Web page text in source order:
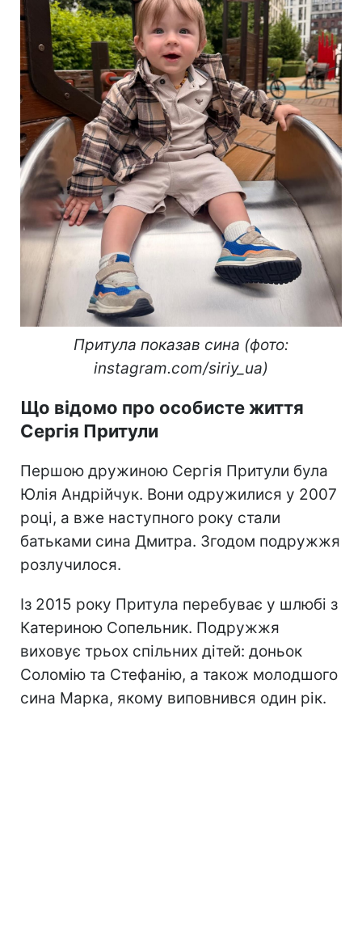
Притула показав сина (фото:
instagram.com/siriy_ua)
Що відомо про особисте життя
Сергія Притули
Першою дружиною Сергія Притули була
Юлія Андрійчук. Вони одружилися у 2007
році, а вже наступного року стали
батьками сина Дмитра. Згодом подружжя
розлучилося.
Із 2015 року Притула перебуває у шлюбі з
Катериною Сопельник. Подружжя
виховує трьох спільних дітей: доньок
Соломію та Стефанію, а також молодшого
сина Марка, якому виповнився один рік.